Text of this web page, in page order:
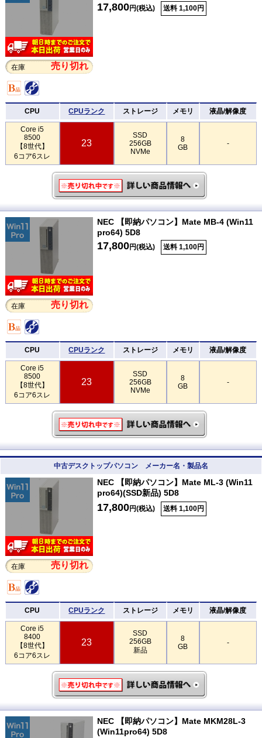
在庫 売り切れ
17,800円(税込) 送料 1,100円
CPU CPUランク ストレージ メモリ 液晶/解像度
Core i5
8500
【8世代】
6コア6スレ
23
SSD
256GB
NVMe
8
GB
-
在庫 売り切れ
NEC 【即納パソコン】Mate MB-4 (Win11
pro64) 5D8
17,800円(税込) 送料 1,100円
CPU CPUランク ストレージ メモリ 液晶/解像度
Core i5
8500
【8世代】
6コア6スレ
23
SSD
256GB
NVMe
8
GB
-
中古デスクトップパソコン メーカー名・製品名
在庫 売り切れ
NEC 【即納パソコン】Mate ML-3 (Win11
pro64)(SSD新品) 5D8
17,800円(税込) 送料 1,100円
CPU CPUランク ストレージ メモリ 液晶/解像度
Core i5
8400
【8世代】
6コア6スレ
23
SSD
256GB
新品
8
GB
-
NEC 【即納パソコン】Mate MKM28L-3
(Win11pro64) 5D8